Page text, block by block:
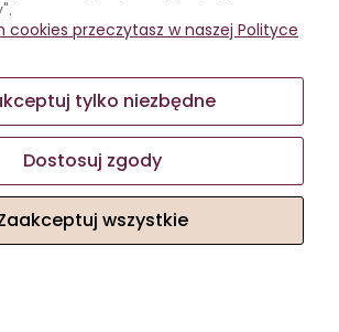
cookies przeczytasz w naszej Polityce
tylko niezbędne
Dostosuj zgody
wszystkie